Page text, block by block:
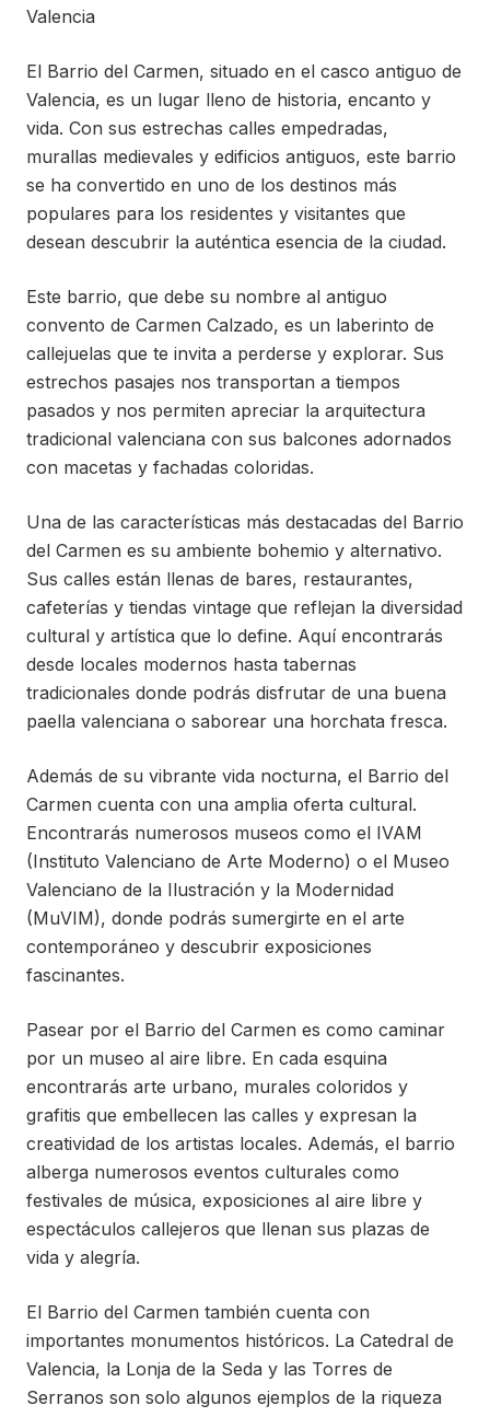
Valencia
El Barrio del Carmen, situado en el casco antiguo de
Valencia, es un lugar lleno de historia, encanto y
vida. Con sus estrechas calles empedradas,
murallas medievales y edificios antiguos, este barrio
se ha convertido en uno de los destinos más
populares para los residentes y visitantes que
desean descubrir la auténtica esencia de la ciudad.
Este barrio, que debe su nombre al antiguo
convento de Carmen Calzado, es un laberinto de
callejuelas que te invita a perderse y explorar. Sus
estrechos pasajes nos transportan a tiempos
pasados ​​y nos permiten apreciar la arquitectura
tradicional valenciana con sus balcones adornados
con macetas y fachadas coloridas.
Una de las características más destacadas del Barrio
del Carmen es su ambiente bohemio y alternativo.
Sus calles están llenas de bares, restaurantes,
cafeterías y tiendas vintage que reflejan la diversidad
cultural y artística que lo define. Aquí encontrarás
desde locales modernos hasta tabernas
tradicionales donde podrás disfrutar de una buena
paella valenciana o saborear una horchata fresca.
Además de su vibrante vida nocturna, el Barrio del
Carmen cuenta con una amplia oferta cultural.
Encontrarás numerosos museos como el IVAM
(Instituto Valenciano de Arte Moderno) o el Museo
Valenciano de la Ilustración y la Modernidad
(MuVIM), donde podrás sumergirte en el arte
contemporáneo y descubrir exposiciones
fascinantes.
Pasear por el Barrio del Carmen es como caminar
por un museo al aire libre. En cada esquina
encontrarás arte urbano, murales coloridos y
grafitis que embellecen las calles y expresan la
creatividad de los artistas locales. Además, el barrio
alberga numerosos eventos culturales como
festivales de música, exposiciones al aire libre y
espectáculos callejeros que llenan sus plazas de
vida y alegría.
El Barrio del Carmen también cuenta con
importantes monumentos históricos. La Catedral de
Valencia, la Lonja de la Seda y las Torres de
Serranos son solo algunos ejemplos de la riqueza